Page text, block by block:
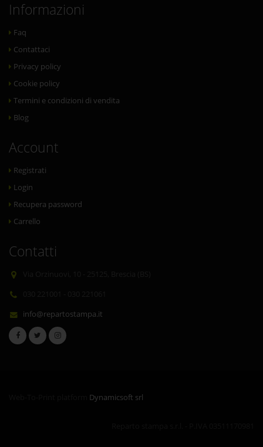
Informazioni
Faq
Contattaci
Privacy policy
Cookie policy
Termini e condizioni di vendita
Blog
Account
Registrati
Login
Recupera password
Carrello
Contatti
info@repartostampa.it
Dynamicsoft srl